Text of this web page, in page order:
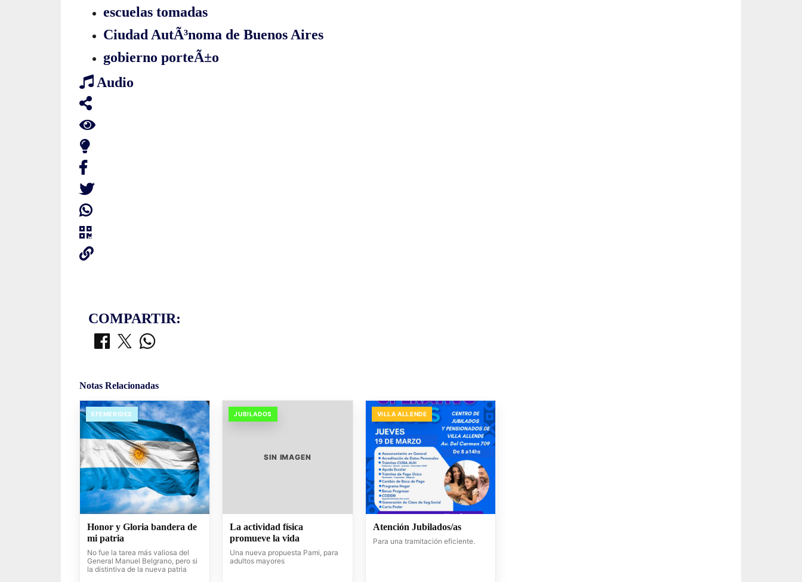
escuelas tomadas
Ciudad AutÃ³noma de Buenos Aires
gobierno porteÃ±o
Audio
COMPARTIR:
Notas Relacionadas
EFEMERIDES
Honor y Gloria bandera de
mi patria
No fue la tarea más valiosa del
General Manuel Belgrano, pero si
la distintiva de la nueva patria
JUBILADOS
SIN IMAGEN
La actividad física
promueve la vida
Una nueva propuesta Pami, para
adultos mayores
VILLA ALLENDE
Atención Jubilados/as
Para una tramitación eficiente.